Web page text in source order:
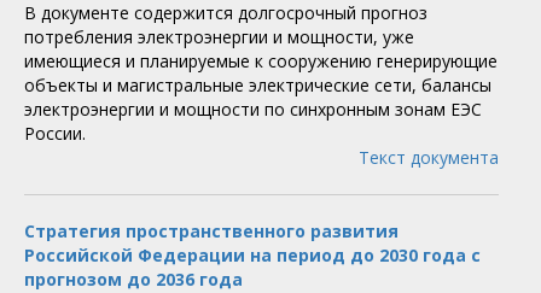
В документе содержится долгосрочный прогноз
потребления электроэнергии и мощности, уже
имеющиеся и планируемые к сооружению генерирующие
объекты и магистральные электрические сети, балансы
электроэнергии и мощности по синхронным зонам ЕЭС
России.
Текст документа
Стратегия пространственного развития
Российской Федерации на период до 2030 года с
прогнозом до 2036 года